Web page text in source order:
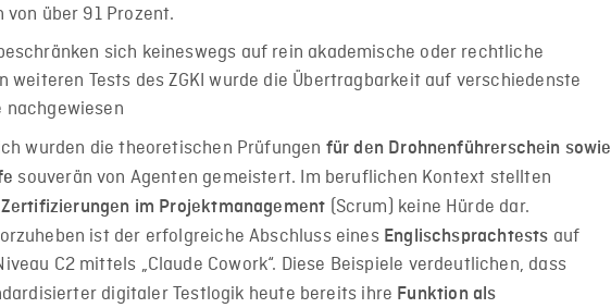
von über 91 Prozent.
sich keineswegs auf rein akademische oder rechtliche
weiteren Tests des ZGKI wurde die Übertragbarkeit auf verschiedenste
nachgewiesen
wurden die theoretischen Prüfungen für den Drohnenführerschein sowie
souverän von Agenten gemeistert. Im beruflichen Kontext stellten
im Projektmanagement (Scrum) keine Hürde dar.
ist der erfolgreiche Abschluss eines Englischsprachtests auf
C2 mittels „Claude Cowork“. Diese Beispiele verdeutlichen, dass
digitaler Testlogik heute bereits ihre Funktion als